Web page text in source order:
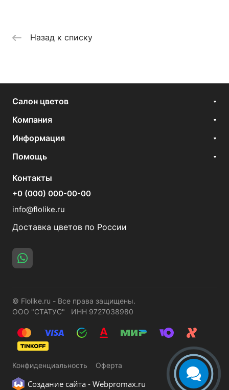
Назад к списку
Салон цветов
Компания
Информация
Помощь
Контакты
+0 (000) 000-00-00
info@flolike.ru
Доставка цветов по России
© Flolike.ru - Все права защищены.
ООО "СТАТУС" ИНН 9727038980
Конфиденциальность Оферта
Создание сайта - Webpromax.ru